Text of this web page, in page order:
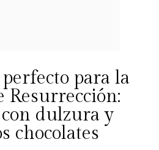
para la
Resurrección:
dulzura y
chocolates